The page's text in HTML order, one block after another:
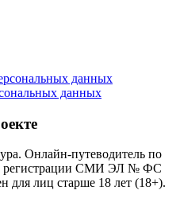
данных
данных
Онлайн-путеводитель по
о регистрации СМИ ЭЛ № ФС
для лиц старше 18 лет (18+).